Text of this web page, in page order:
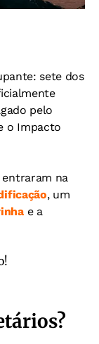
sete dos
pelo
o Impacto
entraram na
, um
e a